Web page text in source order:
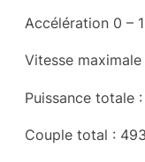
Accélération 0 –
Vitesse
Puissance totale
Couple total :